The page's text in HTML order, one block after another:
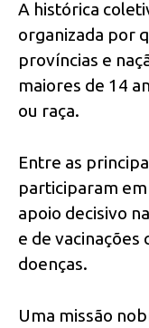
A histórica
organizada por
províncias e
maiores de 14
ou raça.
Entre as
participaram
apoio decisivo
e de
doenças.
Uma missão